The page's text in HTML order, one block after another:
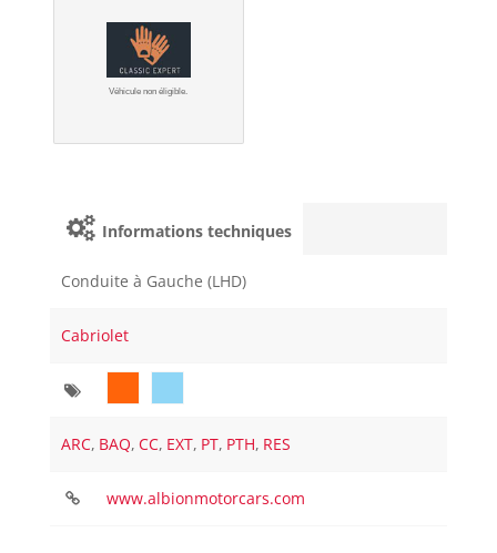
Véhicule non éligible.
Informations techniques
Conduite à Gauche (LHD)
Cabriolet
ARC, BAQ, CC, EXT, PT, PTH, RES
www.albionmotorcars.com